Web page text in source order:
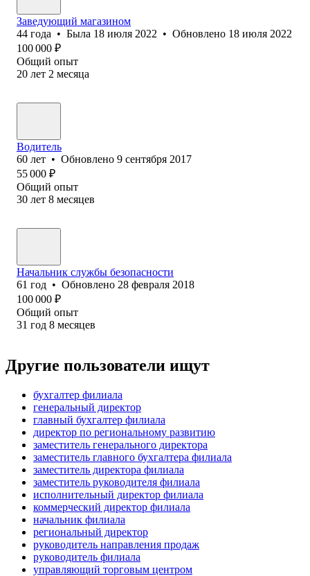
Заведующий магазином
44 года • Была 18 июля 2022 • Обновлено 18 июля 2022
100 000 ₽
Общий опыт
20 лет 2 месяца
Водитель
60 лет • Обновлено 9 сентября 2017
55 000 ₽
Общий опыт
30 лет 8 месяцев
Начальник службы безопасности
61 год • Обновлено 28 февраля 2018
100 000 ₽
Общий опыт
31 год 8 месяцев
Другие пользователи ищут
бухгалтер филиала
генеральный директор
главный бухгалтер филиала
директор по региональному развитию
заместитель генерального директора
заместитель главного бухгалтера филиала
заместитель директора филиала
заместитель руководителя филиала
исполнительный директор филиала
коммерческий директор филиала
начальник филиала
региональный директор
руководитель направления продаж
руководитель филиала
управляющий торговым центром